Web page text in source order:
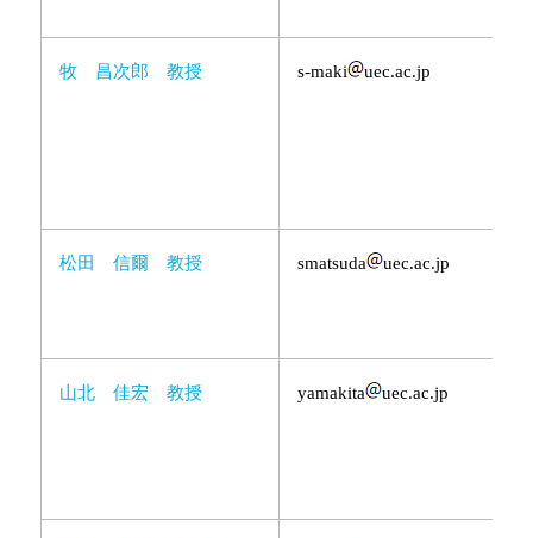
牧 昌次郎 教授 s-maki uec.ac.jp
松田 信爾 教授 smatsuda uec.ac.jp
山北 佳宏 教授 yamakita uec.ac.jp